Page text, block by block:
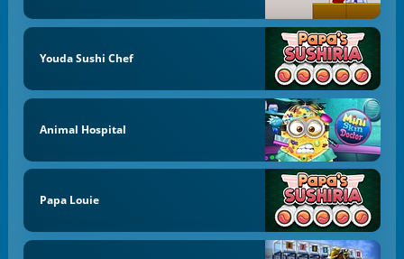
Youda Sushi Chef
Animal Hospital
Papa Louie